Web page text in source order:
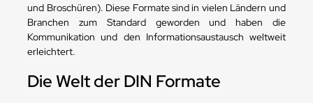
und Broschüren). Diese Formate sind in vielen Ländern und
Branchen zum Standard geworden und haben die
Kommunikation und den Informationsaustausch weltweit
erleichtert.
Die Welt der DIN Formate